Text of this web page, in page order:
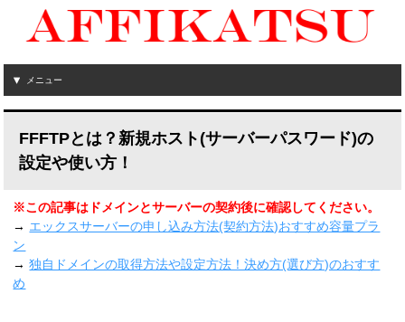
メニュー
FFFTPとは？新規ホスト(サーバーパスワード)の
設定や使い方！
※この記事はドメインとサーバーの契約後に確認してください。
→ エックスサーバーの申し込み方法(契約方法)おすすめ容量プラ
ン
→独自ドメインの取得方法や設定方法！決め方(選び方)のおすす
め